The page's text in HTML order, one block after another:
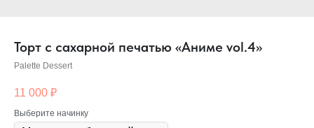
Торт с сахарной печатью «Аниме vol.4»
Palette Dessert
11 000 ₽
Выберите начинку